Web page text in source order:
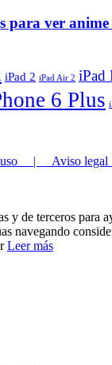
para ver anime
iPad 2 iPad Air 2 iPad
6 Plus
uso | Aviso
y de terceros para
navegando
Leer más